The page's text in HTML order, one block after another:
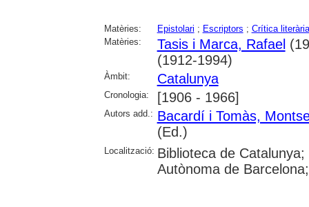
Matèries: Epistolari ; Escriptors ; Crítica literària
Matèries:
Tasis i Marca, Rafael
(1912-1994)
Àmbit: Catalunya
Cronologia: [1906 - 1966]
Autors add.: Bacardí i Tomàs,
(Ed.)
Localització: Biblioteca de
Autònoma de